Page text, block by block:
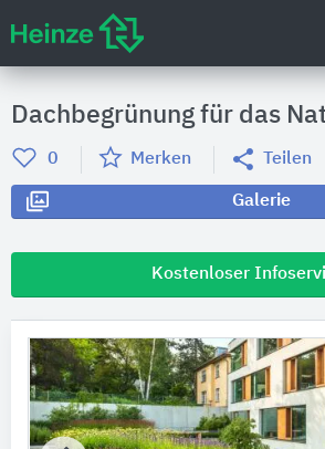
Dachbegrünung für das
0 Merken Teilen
Galerie
Kostenloser